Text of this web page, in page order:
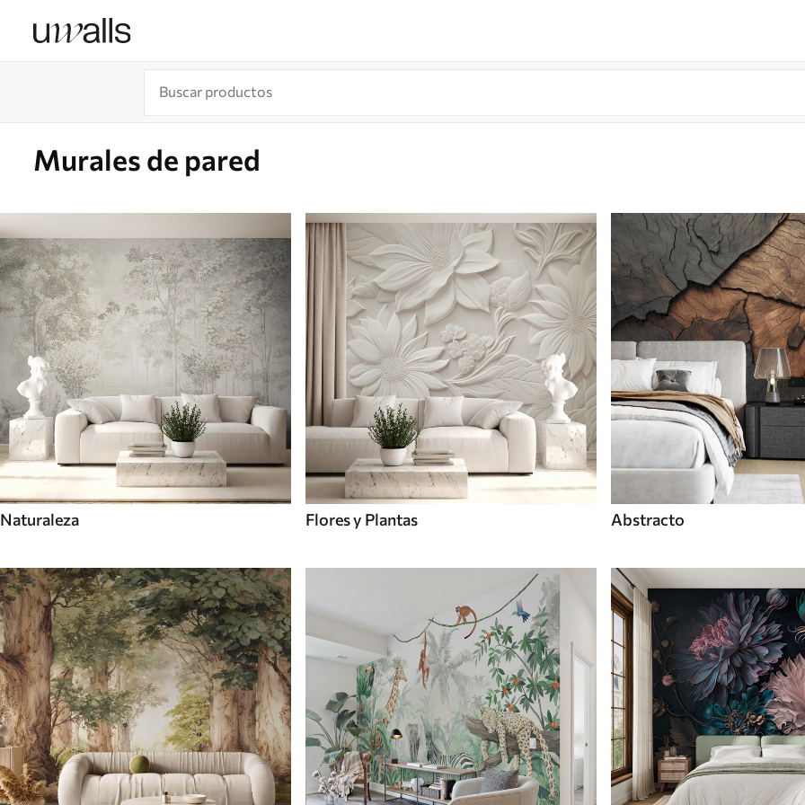
Murales de pared
Naturaleza Flores y Plantas Abstracto